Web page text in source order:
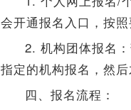
会开通报名入口，按
2. 机构团体报名
指定的机构报名，然
四、报名流程：